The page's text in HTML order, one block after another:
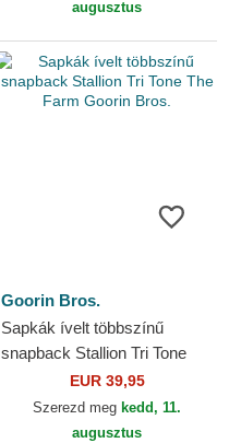
augusztus
Goorin Bros.
Sapkák ívelt többszínű
snapback Stallion Tri Tone
The Farm Goorin Bros.
EUR 39,95
Szerezd meg kedd, 11.
augusztus